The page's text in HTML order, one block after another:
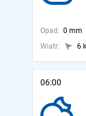
Opad: 0 mm
Wiatr:
6
06:00